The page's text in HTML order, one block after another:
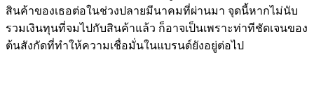
สินค้าของเธอต่อในช่วงปลายมีนาคมที่ผ่านมา จุดนี้หากไม่นับ
รวมเงินทุนที่จมไปกับสินค้าแล้ว ก็อาจเป็นเพราะท่าทีชัดเจนของ
ต้นสังกัดที่ทำให้ความเชื่อมั่นในแบรนด์ยังอยู่ต่อไป